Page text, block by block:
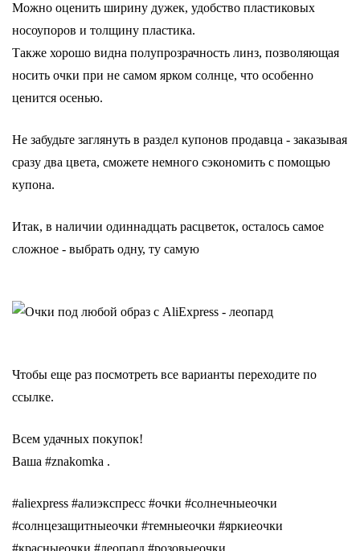
Можно оценить ширину дужек, удобство пластиковых
носоупоров и толщину пластика.
Также хорошо видна полупрозрачность линз, позволяющая
носить очки при не самом ярком солнце, что особенно
ценится осенью.
Не забудьте заглянуть в раздел купонов продавца - заказывая
сразу два цвета, сможете немного сэкономить с помощью
купона.
Итак, в наличии одиннадцать расцветок, осталось самое
сложное - выбрать одну, ту самую
Чтобы еще раз посмотреть все варианты переходите по
ссылке.
Всем удачных покупок!
Ваша #znakomka .
#aliexpress #алиэкспресс #очки #солнечныеочки
#солнцезащитныеочки #темныеочки #яркиеочки
#красныеочки #леопард #розовыеочки .